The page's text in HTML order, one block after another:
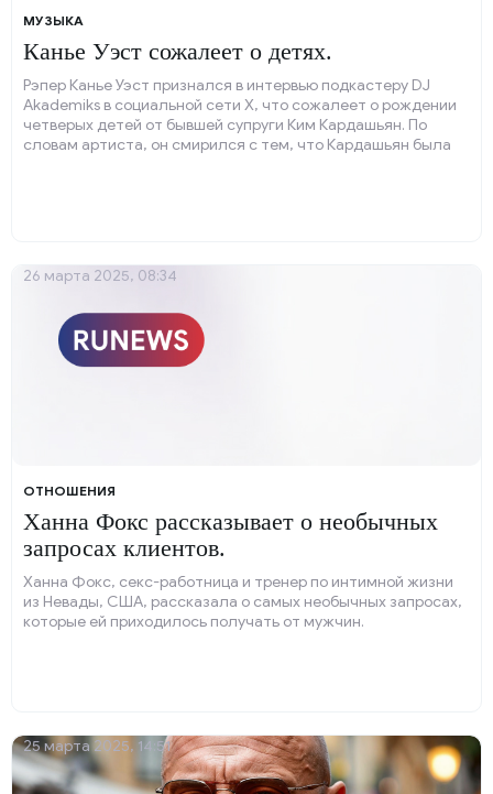
МУЗЫКА
Канье Уэст сожалеет о детях.
Рэпер Канье Уэст признался в интервью подкастеру DJ
Akademiks в социальной сети X, что сожалеет о рождении
четверых детей от бывшей супруги Ким Кардашьян. По
словам артиста, он смирился с тем, что Кардашьян была
ОТНОШЕНИЯ
Ханна Фокс рассказывает о необычных
запросах клиентов.
Ханна Фокс, секс-работница и тренер по интимной жизни
из Невады, США, рассказала о самых необычных запросах,
которые ей приходилось получать от мужчин.
26 марта 2025, 08:34
25 марта 2025, 14:51